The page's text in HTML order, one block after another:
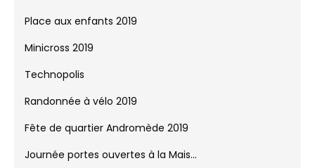
Saint-Nicolas 2019
Victoires du Sport 2019
Marathon Viva For Life
Place aux enfants 2019
Minicross 2019
Technopolis